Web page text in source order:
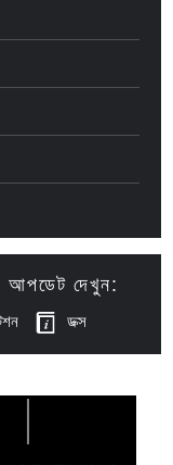
আপডেট দেখুন:
ডক্স